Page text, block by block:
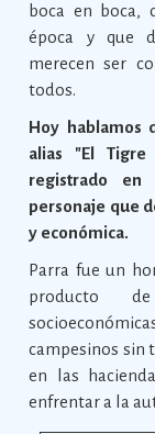
boca en boca,
época y que
merecen ser
todos.
Hoy hablamos
alias "El Tigre
registrado en
personaje que
y económica.
Parra fue un
producto
campesinos sin
en las
enfrentar a la